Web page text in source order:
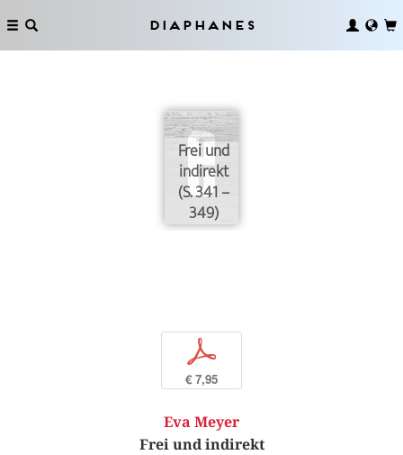
Diaphanes
Frei und
indirekt
(S. 341 –
349)
p
€ 7,95
Eva Meyer
Frei und indirekt